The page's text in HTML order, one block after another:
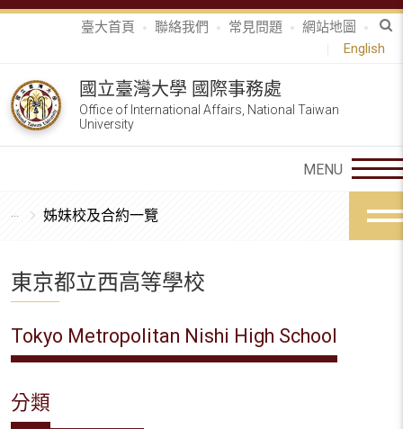
臺大首頁 聯絡我們 常見問題
網站地圖
English
國立臺灣大學 國際事務處
Office of International Affairs, National Taiwan
University
姊妹校及合約一覽
東京都立西高等學校
Tokyo Metropolitan Nishi High School
分類